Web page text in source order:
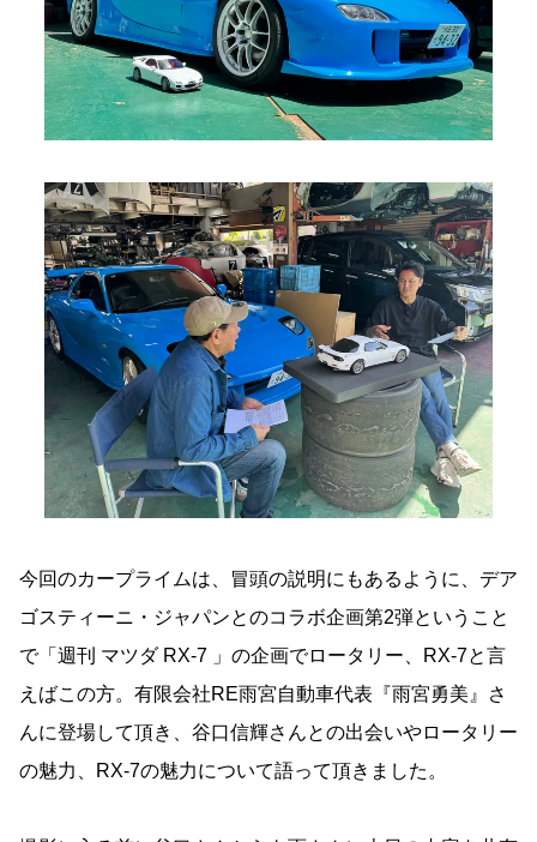
今回のカープライムは、冒頭の説明にもあるように、デア
ゴスティーニ・ジャパンとのコラボ企画第2弾ということ
で「週刊 マツダ RX-7 」の企画でロータリー、RX-7と言
えばこの方。有限会社RE雨宮自動車代表『雨宮勇美』さ
んに登場して頂き、谷口信輝さんとの出会いやロータリー
の魅力、RX-7の魅力について語って頂きました。